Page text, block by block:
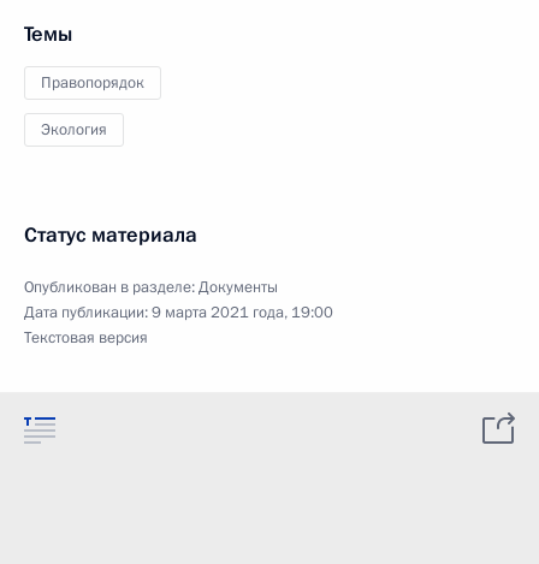
Темы
Правопорядок
Экология
Статус материала
Опубликован в разделе:Документы
Дата публикации:9 марта 2021 года, 19:00
Текстовая версия